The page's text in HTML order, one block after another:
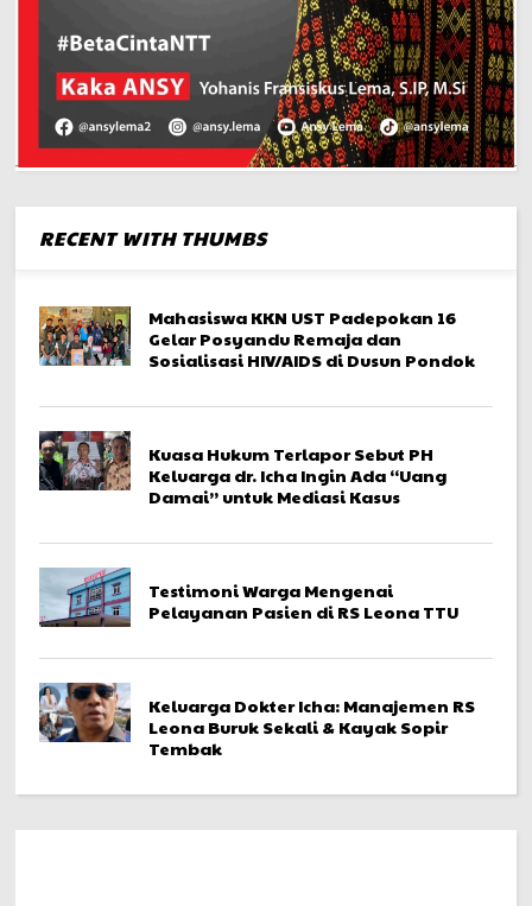
RECENT WITH THUMBS
Mahasiswa KKN UST Padepokan 16
Gelar Posyandu Remaja dan
Sosialisasi HIV/AIDS di Dusun Pondok
Kuasa Hukum Terlapor Sebut PH
Keluarga dr. Icha Ingin Ada “Uang
Damai” untuk Mediasi Kasus
Testimoni Warga Mengenai
Pelayanan Pasien di RS Leona TTU
Keluarga Dokter Icha: Manajemen RS
Leona Buruk Sekali & Kayak Sopir
Tembak